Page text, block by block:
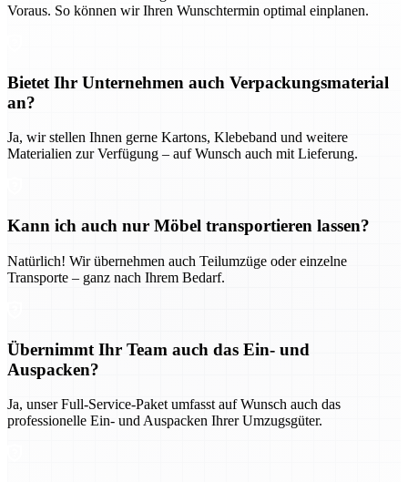
Voraus. So können wir Ihren Wunschtermin optimal einplanen.
Bietet Ihr Unternehmen auch Verpackungsmaterial
an?
Ja, wir stellen Ihnen gerne Kartons, Klebeband und weitere
Materialien zur Verfügung – auf Wunsch auch mit Lieferung.
Kann ich auch nur Möbel transportieren lassen?
Natürlich! Wir übernehmen auch Teilumzüge oder einzelne
Transporte – ganz nach Ihrem Bedarf.
Übernimmt Ihr Team auch das Ein- und
Auspacken?
Ja, unser Full-Service-Paket umfasst auf Wunsch auch das
professionelle Ein- und Auspacken Ihrer Umzugsgüter.